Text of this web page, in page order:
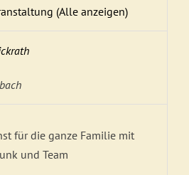
(Alle anzeigen)
für die ganze Familie mit
und Team